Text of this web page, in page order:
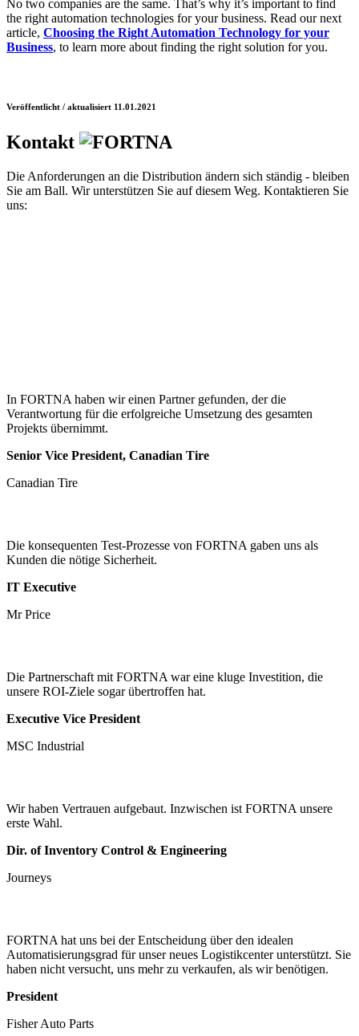
No two companies are the same. That’s why it’s important to find
the right automation technologies for your business. Read our next
article, Choosing the Right Automation Technology for your
Business, to learn more about finding the right solution for you.
Veröffentlicht / aktualisiert 11.01.2021
Kontakt
Die Anforderungen an die Distribution ändern sich ständig - bleiben
Sie am Ball. Wir unterstützen Sie auf diesem Weg. Kontaktieren Sie
uns:
In FORTNA haben wir einen Partner gefunden, der die
Verantwortung für die erfolgreiche Umsetzung des gesamten
Projekts übernimmt.
Senior Vice President, Canadian Tire
Canadian Tire
Die konsequenten Test-Prozesse von FORTNA gaben uns als
Kunden die nötige Sicherheit.
IT Executive
Mr Price
Die Partnerschaft mit FORTNA war eine kluge Investition, die
unsere ROI-Ziele sogar übertroffen hat.
Executive Vice President
MSC Industrial
Wir haben Vertrauen aufgebaut. Inzwischen ist FORTNA unsere
erste Wahl.
Dir. of Inventory Control & Engineering
Journeys
FORTNA hat uns bei der Entscheidung über den idealen
Automatisierungsgrad für unser neues Logistikcenter unterstützt. Sie
haben nicht versucht, uns mehr zu verkaufen, als wir benötigen.
President
Fisher Auto Parts